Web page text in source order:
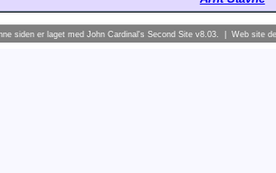
siden er laget medJohn Cardinal's Second Site v8.03. | Web site